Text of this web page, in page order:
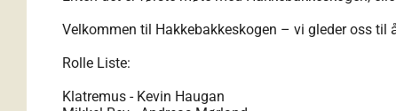
Velkommen til Hakkebakkeskogen – vi gleder oss til
Rolle Liste:
Klatremus - Kevin Haugan